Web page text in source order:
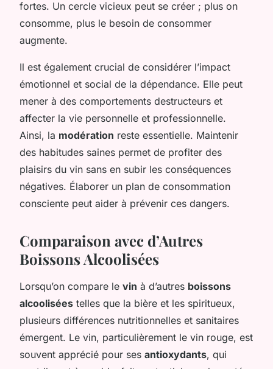
fortes. Un cercle vicieux peut se créer ; plus on
consomme, plus le besoin de consommer
augmente.
Il est également crucial de considérer l’impact
émotionnel et social de la dépendance. Elle peut
mener à des comportements destructeurs et
affecter la vie personnelle et professionnelle.
Ainsi, la modération reste essentielle. Maintenir
des habitudes saines permet de profiter des
plaisirs du vin sans en subir les conséquences
négatives. Élaborer un plan de consommation
consciente peut aider à prévenir ces dangers.
Comparaison avec d’Autres
Boissons Alcoolisées
Lorsqu’on compare le vin à d’autres boissons
alcoolisées telles que la bière et les spiritueux,
plusieurs différences nutritionnelles et sanitaires
émergent. Le vin, particulièrement le vin rouge, est
souvent apprécié pour ses antioxydants, qui